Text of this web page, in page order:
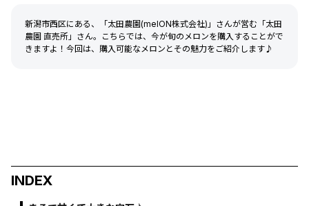
新潟市西区にある、「太田農園(melON株式会社)」さんが営む「太田
農園 直売所」さん。こちらでは、今が旬のメロンを購入することがで
きますよ！今回は、購入可能なメロンとその魅力をご紹介します♪
INDEX